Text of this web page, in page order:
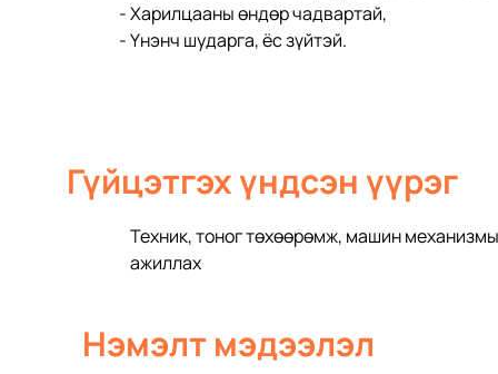
- Харилцааны өндөр чадвартай,
- Үнэнч шударга, ёс зүйтэй.
Гүйцэтгэх үндсэн үүрэг
Техник, тоног төхөөрөмж, машин
ажиллах
Нэмэлт мэдээлэл